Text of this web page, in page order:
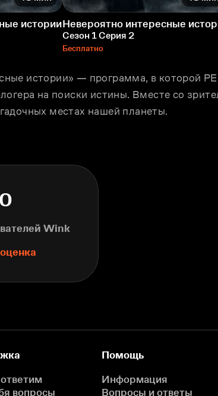
историиНевероятно интересные
Сезон 1 Серия 2
Бесплатно
истории» — программа, в которой
на поиски истины. Вместе со
местах нашей планеты.
Wink
вопросы
Помощь
Информация
Вопросы и ответы